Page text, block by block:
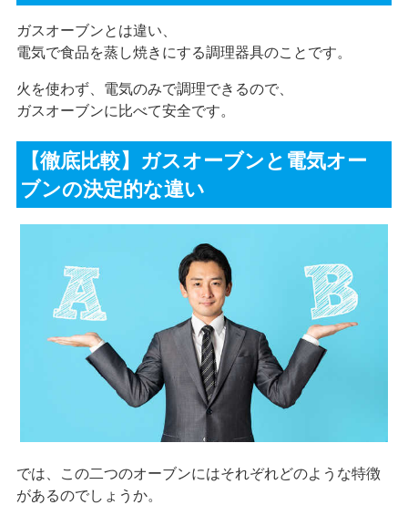
ガスオーブンとは違い、
電気で食品を蒸し焼きにする調理器具のことです。
火を使わず、電気のみで調理できるので、
ガスオーブンに比べて安全です。
【徹底比較】ガスオーブンと電気オー
ブンの決定的な違い
では、この二つのオーブンにはそれぞれどのような特徴
があるのでしょうか。